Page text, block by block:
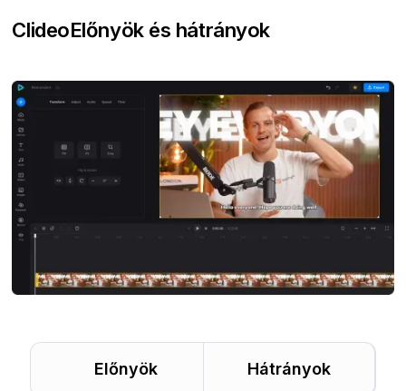
ClideoElőnyök és hátrányok
Előnyök Hátrányok